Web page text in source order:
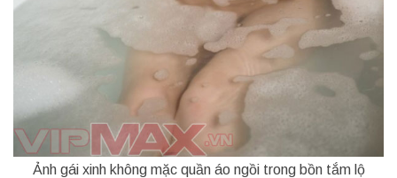
Ảnh gái xinh không mặc quần áo ngồi trong bồn tắm lộ